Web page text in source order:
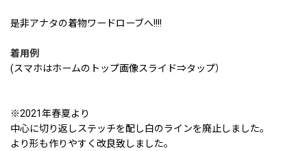
是非アナタの着物ワードローブへ!!!!
着用例
(スマホはホームのトップ画像スライド⇒タップ）
※2021年春夏より
中心に切り返しステッチを配し白のラインを廃止しました。
より形も作りやすく改良致しました。